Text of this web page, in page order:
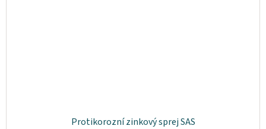
Protikorozní zinkový sprej SAS